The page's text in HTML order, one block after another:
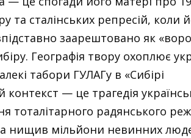
та сталінських репресій, коли
заарештовано як
Географія твору охоплює
табори ГУЛАГу в «Сибірі
контекст — це трагедія
тоталітарного радянського
нищив мільйони невинних